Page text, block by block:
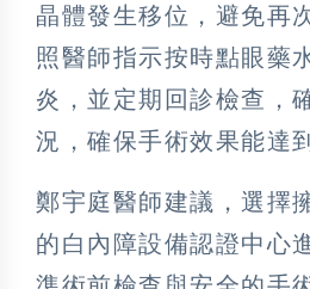
晶體發生移位，避免再
照醫師指示按時點眼藥
炎，並定期回診檢查，
況，確保手術效果能達
鄭宇庭醫師建議，選擇
的白內障設備認證中心